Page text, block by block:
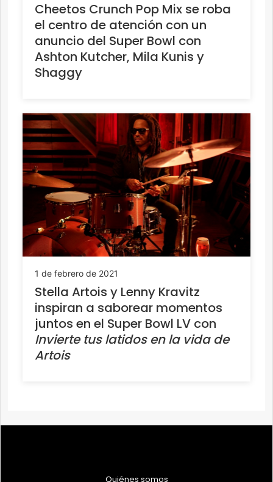
Cheetos Crunch Pop Mix se roba
el centro de atención con un
anuncio del Super Bowl con
Ashton Kutcher, Mila Kunis y
Shaggy
1 de febrero de 2021
Stella Artois y Lenny Kravitz
inspiran a saborear momentos
juntos en el Super Bowl LV con
Invierte tus latidos en la vida de
Artois
Quiénes somos